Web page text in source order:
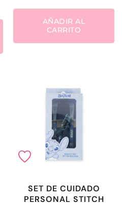
AÑADIR AL
CARRITO
SET DE CUIDADO
PERSONAL STITCH